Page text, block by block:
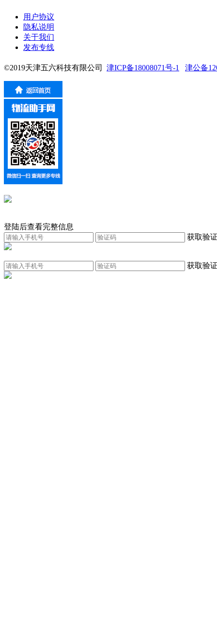
用户协议
隐私说明
关于我们
发布专线
©2019天津五六科技有限公司 津ICP备18008071号-1 津公备
登陆后查看完整信息
获取验
获取验